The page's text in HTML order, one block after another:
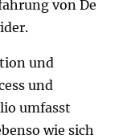
von De
und
und
umfasst
wie sich